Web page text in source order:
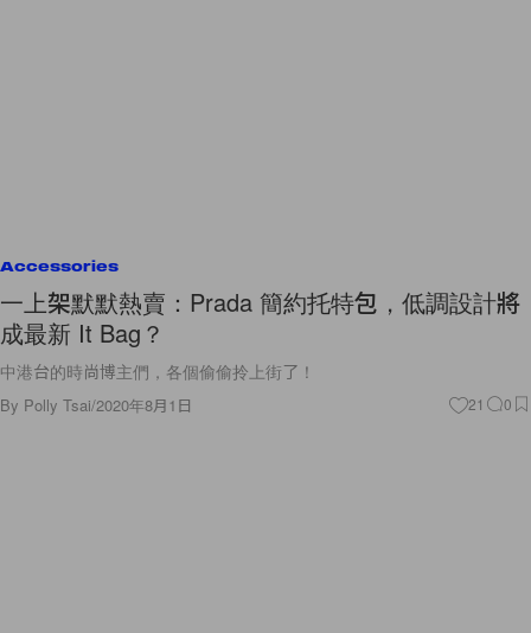
Accessories
一上架默默熱賣：Prada 簡約托特包，低調設計將
成最新 It Bag？
中港台的時尚博主們，各個偷偷拎上街了！
By Polly Tsai/2020年8月1日 21 0